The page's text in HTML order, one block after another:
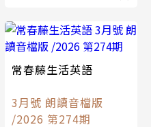
常春藤生活英語
3月號 朗讀音檔版
/2026 第274期